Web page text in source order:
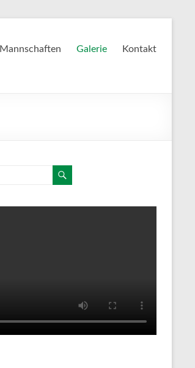
Mannschaften Galerie Kontakt